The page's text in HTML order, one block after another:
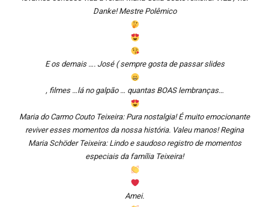
Danke! Mestre Polêmico
E os demais …. José ( sempre gosta de passar slides
, filmes …lá no galpão … quantas BOAS lembranças…
Maria do Carmo Couto Teixeira: Pura nostalgia! É muito emocionante
reviver esses momentos da nossa história. Valeu manos! Regina
Maria Schöder Teixeira: Lindo e saudoso registro de momentos
especiais da família Teixeira!
Amei.